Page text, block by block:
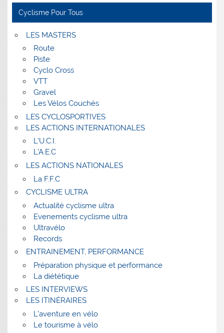
Cyclisme Pour Tous
LES MASTERS
Route
Piste
Cyclo Cross
VTT
Gravel
Les Vélos Couchés
LES CYCLOSPORTIVES
LES ACTIONS INTERNATIONALES
L’U.C.I.
L’A.E.C
LES ACTIONS NATIONALES
La F.F.C
CYCLISME ULTRA
Actualité cyclisme ultra
Evenements cyclisme ultra
Ultravélo
Records
ENTRAINEMENT, PERFORMANCE
Préparation physique et performance
La diététique
LES INTERVIEWS
LES ITINÉRAIRES
L’aventure en vélo
Le tourisme à vélo